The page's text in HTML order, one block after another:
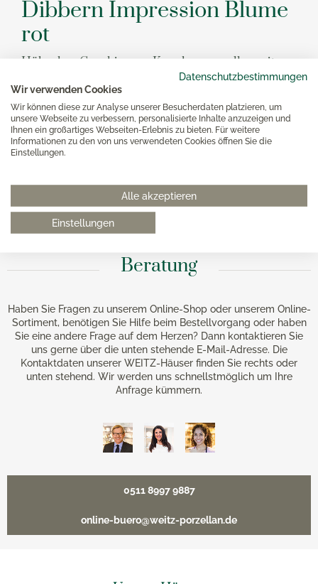
Datenschutzbestimmungen
Wir verwenden Cookies
Wir können diese zur Analyse unserer Besucherdaten platzieren, um
unsere Webseite zu verbessern, personalisierte Inhalte anzuzeigen und
Ihnen ein großartiges Webseiten-Erlebnis zu bieten. Für weitere
Informationen zu den von uns verwendeten Cookies öffnen Sie die
Einstellungen.
Alle akzeptieren
Einstellungen
Dibbern Impression Blume
rot
Hübsches Geschirr aus Knochenporzellan mit
Dibbern bietet edles Knochenporzellan mit einer Vielzahl
von wunderschönen Dekoren – wie zum Beispiel
Impression Blume rot. Das Dibbern Fine Bone China
Geschirr ist mit roten Blumen dekoriert. Es bereitet bei
jedem Anschauen auf's neue Freude.
Kombinieren mit Impression Blume Gelb
Beratung
Haben Sie Fragen zu unserem Online-Shop oder unserem Online-
Sortiment, benötigen Sie Hilfe beim Bestellvorgang oder haben
Sie eine andere Frage auf dem Herzen? Dann kontaktieren Sie
uns gerne über die unten stehende E-Mail-Adresse. Die
Kontaktdaten unserer WEITZ-Häuser finden Sie rechts oder
unten stehend. Wir werden uns schnellstmöglich um Ihre
Anfrage kümmern.
0511 8997 9887
online-buero@weitz-porzellan.de